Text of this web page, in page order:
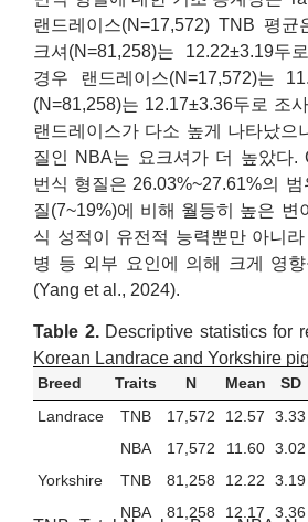
랜드레이스(N=17,572) TNB 평균
크셔(N=81,258)는 12.22±3.19두
경우 랜드레이스(N=17,572)는
(N=81,258)는 12.17±3.36두로 조
랜드레이스가 다소 높게 나타났으
질인 NBA는 요크셔가 더 높았다.
번식 형질은 26.03%~27.61%의
질(7~19%)에 비해 월등히 높은 변
식 성적이 유전적 능력뿐만 아니
병 등 외부 요인에 의해 크게 영
(Yang et al., 2024).
Table 2.Descriptive statistics for
Korean Landrace and Yorkshire
Breed Traits N Mean SD
Landrace
TNB 17,572 12.57 3.33
NBA
17,572 11.60 3.02
Yorkshire
TNB 81,258 12.22 3.19
NBA
81,258 12.17 3.36